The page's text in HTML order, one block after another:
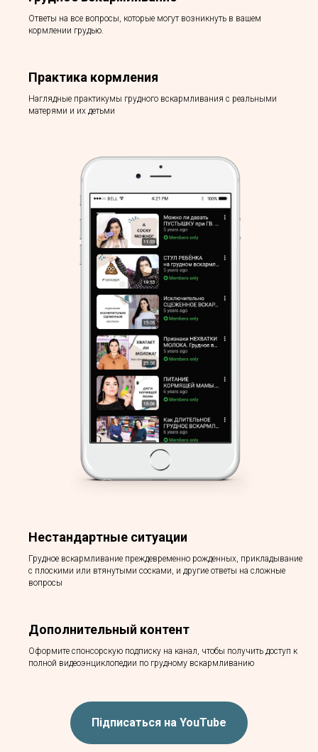
Ответы на все вопросы, которые могут возникнуть в вашем
кормлении грудью.
Практика кормления
Наглядные практикумы грудного вскармливания с реальными
матерями и их детьми
Нестандартные ситуации
Грудное вскармливание преждевременно рожденных, прикладывание
с плоскими или втянутыми сосками, и другие ответы на сложные
вопросы
Дополнительный контент
Оформите спонсорскую подписку на канал, чтобы получить доступ к
полной видеоэнциклопедии по грудному вскармливанию
Підписаться на YouTube